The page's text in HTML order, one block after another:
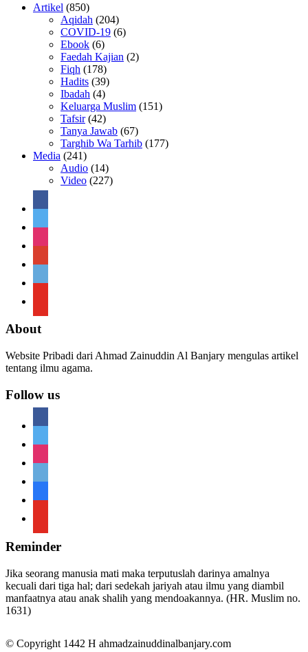
Artikel (850)
Aqidah (204)
COVID-19 (6)
Ebook (6)
Faedah Kajian (2)
Fiqh (178)
Hadits (39)
Ibadah (4)
Keluarga Muslim (151)
Tafsir(42)
Tanya Jawab (67)
Targhib Wa Tarhib (177)
Media (241)
Audio (14)
Video (227)
About
Website Pribadi dari Ahmad Zainuddin Al Banjary mengulas artikel
tentang ilmu agama.
Follow us
Reminder
Jika seorang manusia mati maka terputuslah darinya amalnya
kecuali dari tiga hal; dari sedekah jariyah atau ilmu yang diambil
manfaatnya atau anak shalih yang mendoakannya. (HR. Muslim no.
1631)
© Copyright 1442 H ahmadzainuddinalbanjary.com